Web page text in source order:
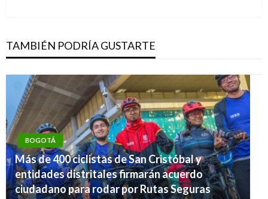
TAMBIÉN PODRÍA GUSTARTE
BOGOTÁ
Más de 400 ciclistas de San Cristóbal y
entidades distritales firmarán acuerdo
ciudadano para rodar por Rutas Seguras